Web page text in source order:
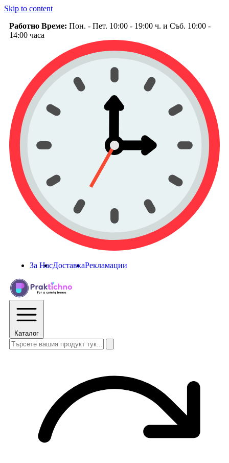
Skip to content
Работно Време: Пон. - Пет. 10:00 - 19:00 ч. и Съб. 10:00 -
14:00 часа
За НасДоставкаРекламации
Каталог